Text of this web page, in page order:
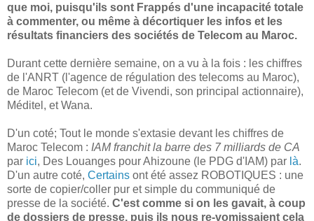
que moi, puisqu'ils sont Frappés d'une incapacité totale
à commenter, ou même à décortiquer les infos et les
résultats financiers des sociétés de Telecom au Maroc.
Durant cette dernière semaine, on a vu à la fois : les chiffres
de l'ANRT (l'agence de régulation des telecoms au Maroc),
de Maroc Telecom (et de Vivendi, son principal actionnaire),
Méditel, et Wana.
D'un coté; Tout le monde s'extasie devant les chiffres de
Maroc Telecom : IAM franchit la barre des 7 milliards de CA
par ici, Des Louanges pour Ahizoune (le PDG d'IAM) par là.
D'un autre coté, Certains ont été assez ROBOTIQUES : une
sorte de copier/coller pur et simple du communiqué de
presse de la société. C'est comme si on les gavait, à coup
de dossiers de presse, puis ils nous re-vomissaient cela